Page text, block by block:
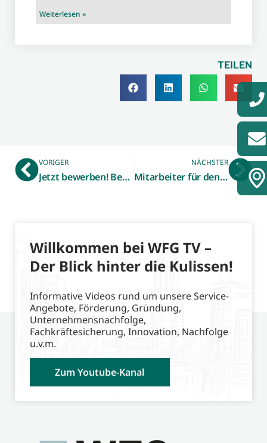
Weiterlesen »
TEILEN
VORIGER
Jetzt bewerben! Bereits zum 11. Mal findet das Duale Orientierungspraktikum Technik (DOP) im Kreis Borken statt
NÄCHSTER
Mitarbeiter für den Digitalen Wandel qualifizieren – Fortsetzung für „Digital Maker“ in 2023
Willkommen bei WFG TV –
Der Blick hinter die Kulissen!
Informative Videos rund um unsere Service-
Angebote, Förderung, Gründung,
Unternehmensnachfolge,
Fachkräftesicherung, Innovation, Nachfolge
u.v.m.
Zum Youtube-Kanal